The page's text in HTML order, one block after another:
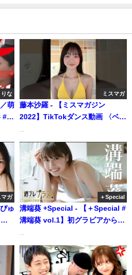
りな
萌
#グ
イ
ミスマガ
藤本沙羅 - 【ミスマガジン
2022】TikTokダンス動画 〈ベス
#shorts（2022年07月21日） |
ミスマガTVさんより
...
マガ
ん
＋Special
溝端葵 +Special - 【＋Special #
溝端葵 vol.1】初グラビアからわ
くもカバーガールで登場‼︎ ＜
2025年6月後期＞―Aoi
Mizobata（Jun 13, 2025） | 週